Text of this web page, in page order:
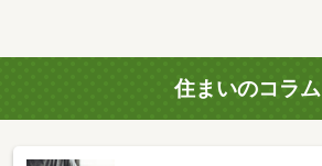
住まいのコラム